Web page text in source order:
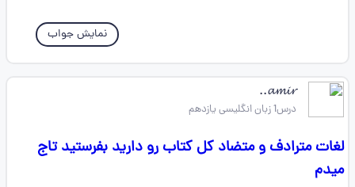
نمایش جواب
𝓪𝓶𝓲𝓻..
درس1 زبان انگلیسی یازدهم
لغات مترادف و متضاد کل کتاب رو دارید بفرستید تاج
میدم